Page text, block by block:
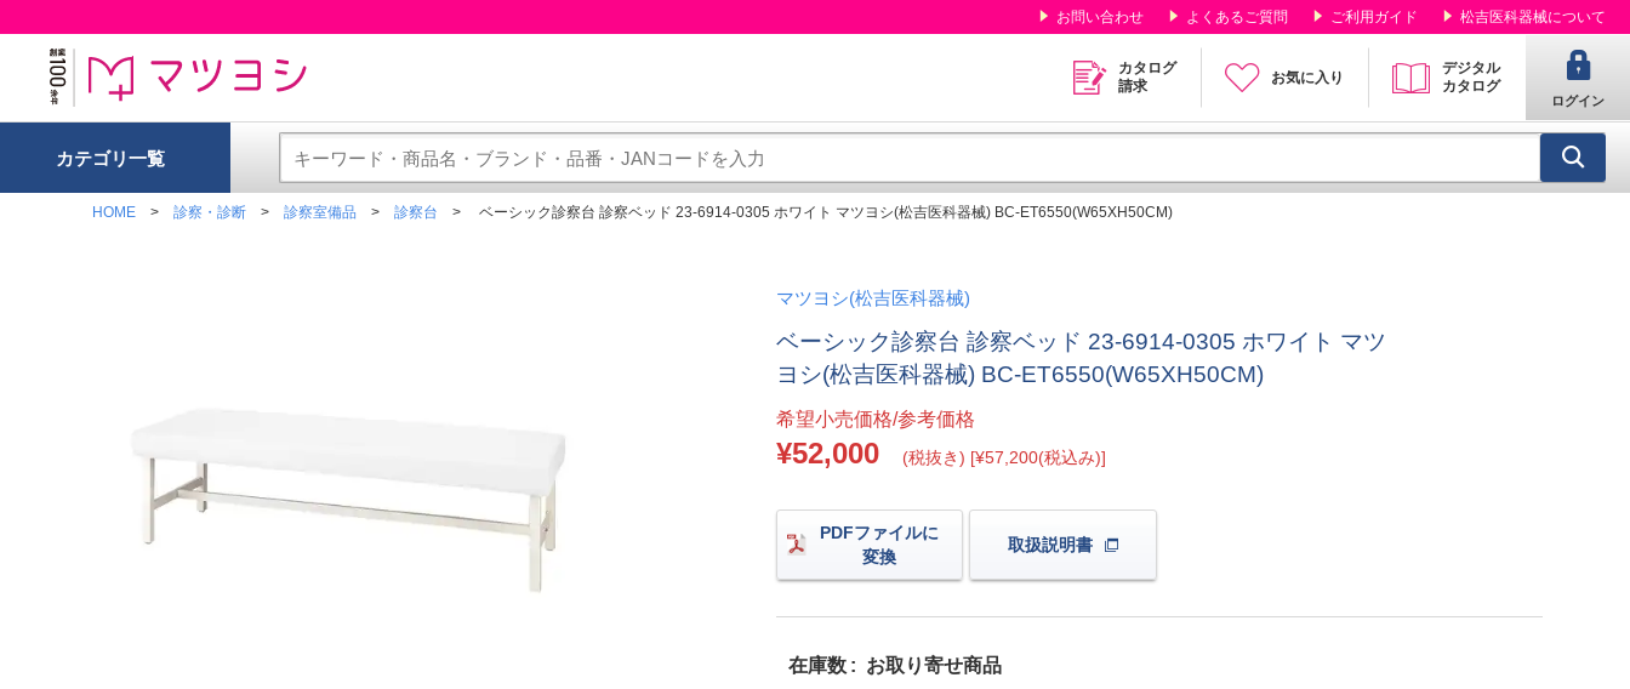
お問い合わせ よくあるご質問 ご利用ガイド 松吉医科器械について
カタログ
請求
お気に入り
デジタル
カタログ
ログイン
カテゴリ一覧
HOME 診察・診断 診察室備品 診察台 ベーシック診察台 診察ベッド 23-6914-0305 ホワイト マツヨシ(松吉医科器械) BC-ET6550(W65XH50CM)
マツヨシ(松吉医科器械)
ベーシック診察台 診察ベッド 23-6914-0305 ホワイト マツ
ヨシ(松吉医科器械) BC-ET6550(W65XH50CM)
希望小売価格/参考価格
¥52,000 (税抜き) [¥57,200(税込み)]
PDFファイルに
変換
取扱説明書
在庫数 お取り寄せ商品